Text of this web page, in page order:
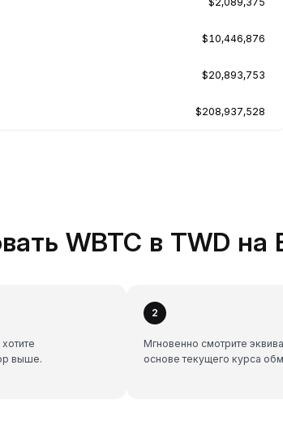
$10,446,876
$20,893,753
$208,937,528
WBTC в TWD на
выше.
2
Мгновенно смотрите
основе текущего курса